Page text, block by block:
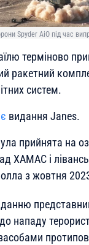
Spyder AiO під час
терміново
ракетний
систем.
видання Janes.
прийнята на
ХАМАС і
з жовтня
нападу